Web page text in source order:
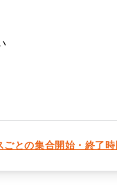
ごとの集合開始・終了